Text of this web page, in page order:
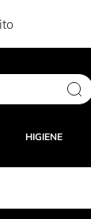
HIGIENE